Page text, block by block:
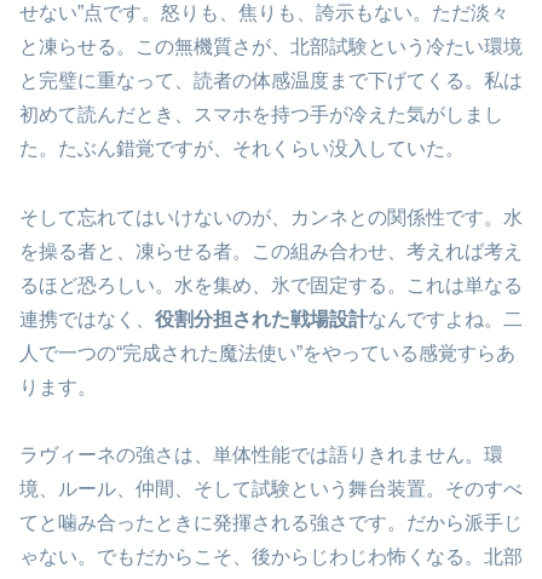
せない”点です。怒りも、焦りも、誇示もない。ただ淡々
と凍らせる。この無機質さが、北部試験という冷たい環境
と完璧に重なって、読者の体感温度まで下げてくる。私は
初めて読んだとき、スマホを持つ手が冷えた気がしまし
た。たぶん錯覚ですが、それくらい没入していた。
そして忘れてはいけないのが、カンネとの関係性です。水
を操る者と、凍らせる者。この組み合わせ、考えれば考え
るほど恐ろしい。水を集め、氷で固定する。これは単なる
連携ではなく、 役割分担された戦場設計なんですよね。二
人で一つの“完成された魔法使い”をやっている感覚すらあ
ります。
ラヴィーネの強さは、単体性能では語りきれません。環
境、ルール、仲間、そして試験という舞台装置。そのすべ
てと噛み合ったときに発揮される強さです。だから派手じ
ゃない。でもだからこそ、後からじわじわ怖くなる。北部